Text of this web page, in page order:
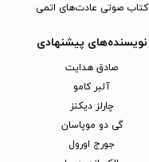
کتاب صوتی عادت‌های اتمی
نویسنده‌های پیشنهادی
صادق هدایت
آلبر کامو
چارلز دیکنز
گی دو موپاسان
جورج اورول